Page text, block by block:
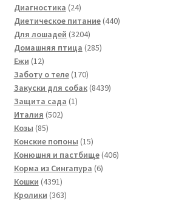
Диагностика 2424
товара
Диетическое питание 440440
Для лошадей 32043204
товара
Домашняя птица 285285
Ежи 1212
товаров
Заботу о теле 170170
товаров
Закуски для собак 84398439
Защита сада 11
Италия 502502
Козы 8585
товаров
Конские попоны 1515
товаров
Конюшня и пастбище 406406
Корма из Сингапура 66
Кошки 43914391
товар
Кролики 363363